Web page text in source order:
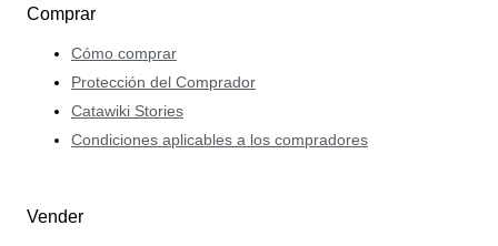
Comprar
Cómo comprar
Protección del Comprador
Catawiki Stories
Condiciones aplicables a los compradores
Vender